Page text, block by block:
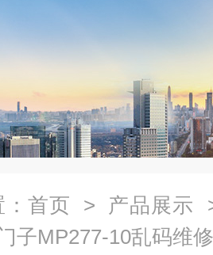
首页 > 产品展示
子MP277-10乱码维修